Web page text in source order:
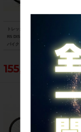
トレック TREK エモンダ EMONDA AL
R5 DISC 105 油圧DISC 2021年 ロード
バイク 47サイズ スレート トゥ トレッ
155,188円